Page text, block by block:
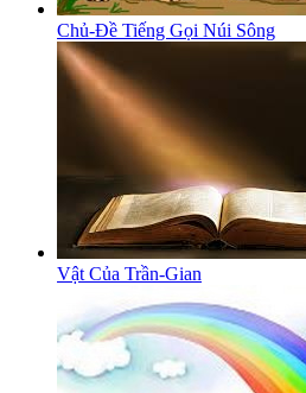
Chủ-Đề Tiếng Gọi Núi Sông
Vật Của Trần-Gian